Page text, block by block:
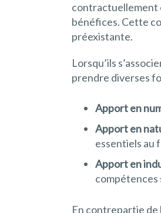
contractuellement
bénéfices. Cette
préexistante.
Lorsqu’ils
prendre diverses
Apport en
Apport en
essentiels au
Apport en
compétences
En contrepartie de